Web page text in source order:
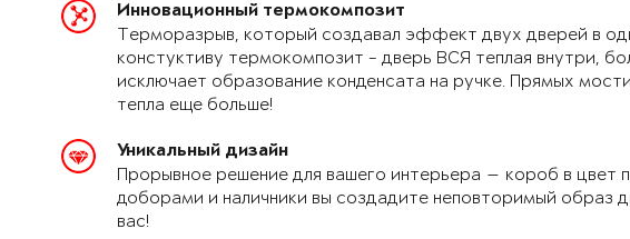
Инновационный термокомпозит
Терморазрыв, который создавал эффект двух дверей в
констуктиву термокомпозит - дверь ВСЯ теплая внутри,
исключает образование конденсата на ручке. Прямых
тепла еще больше!
Уникальный дизайн
Прорывное решение для вашего интерьера — короб в цвет
доборами и наличники вы создадите неповторимый образ
вас!